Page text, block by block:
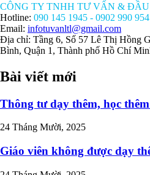
CÔNG TY TNHH TƯ VẤN &
Hotline: 090 145 1945 - 0902 990 954
Email: infotuvanltl@gmail.com
Địa chỉ: Tầng 6, Số 57 Lê Thị Hồng
Bình, Quận 1, Thành phố Hồ Chí
Bài viết mới
Thông tư dạy thêm, học
24 Tháng Mười, 2025
Giáo viên không được dạy